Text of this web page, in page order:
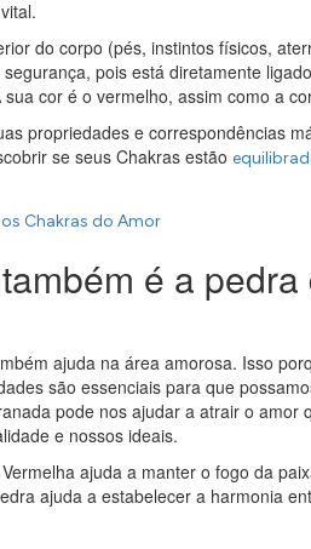
do corpo (pés, instintos físicos,
pois está diretamente
cor é o vermelho, assim como a
propriedades e correspondências
se seus Chakras estão
Chakras do Amor
é a
ajuda na área amorosa. Isso
são essenciais para que
pode nos ajudar a atrair o amor
e nossos ideais.
ajuda a manter o fogo da
ajuda a estabelecer a harmonia